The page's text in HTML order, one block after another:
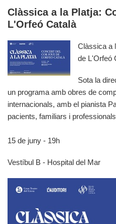
Clàssica a la Platja:
L'Orfeó Català
Clàssica a
de L'Orfeó
Sota la
un programa amb obres de
internacionals, amb el pianista
pacients, familiars i
15 de juny - 19h
Vestíbul B - Hospital del Mar